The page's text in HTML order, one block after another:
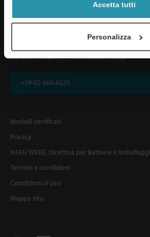
Accetta tutti
Personalizza
Via Vittor Pisani 22, 20124 Milano, Italia
+39-02-668-8220
Modelli certificati
Privacy
RAEE/WEEE, Direttiva per Batterie e Imballaggi
Termini e condizioni
Condizioni d'uso
Mappa sito